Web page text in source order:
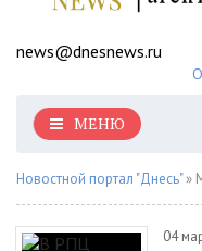
news@dnesnews.ru
МЕНЮ
Новостной портал "Днесь"»
04